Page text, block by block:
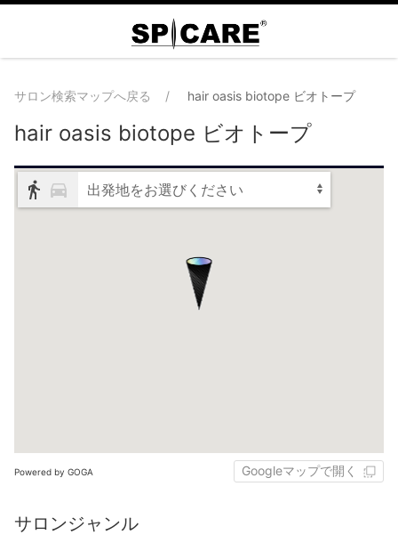
サロン検索マップへ戻る hair oasis biotope ビオトープ
hair oasis biotope ビオトープ
出発地をお選びください
Powered by GOGA Googleマップで開く
サロンジャンル